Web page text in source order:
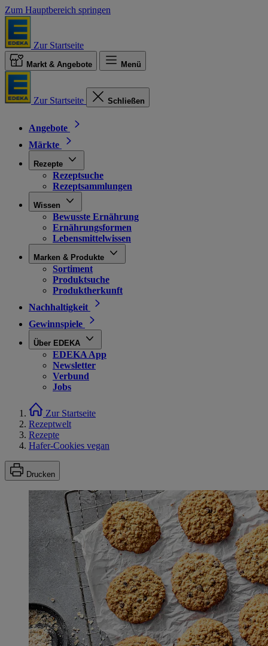
Zum Hauptbereich springen
Zur Startseite
Markt & Angebote Menü
Zur Startseite Schließen
Angebote
Märkte
Rezepte
Rezeptsuche
Rezeptsammlungen
Wissen
Bewusste Ernährung
Ernährungsformen
Lebensmittelwissen
Marken & Produkte
Sortiment
Produktsuche
Produktherkunft
Nachhaltigkeit
Gewinnspiele
Über EDEKA
EDEKA App
Newsletter
Verbund
Jobs
Zur Startseite
Rezeptwelt
Rezepte
Hafer-Cookies vegan
Drucken